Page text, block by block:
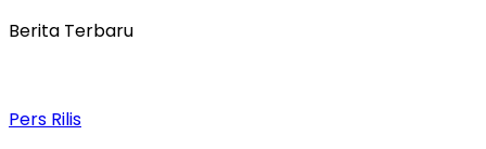
Berita Terbaru
Pers Rilis